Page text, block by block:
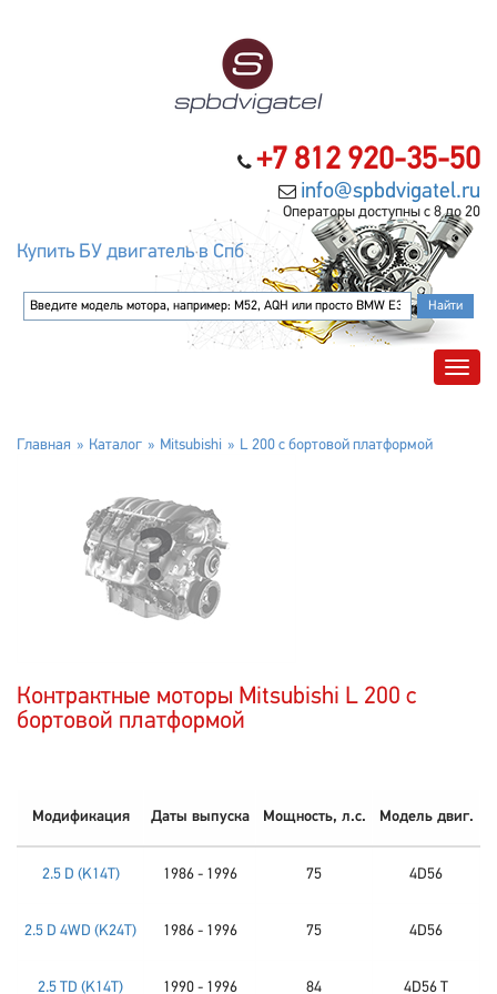
+7 812 920-35-50
info@spbdvigatel.ru
Операторы доступны с 8 до 20
Купить БУ двигатель в Спб
Главная Каталог Mitsubishi L 200 c бортовой платформой
Контрактные моторы Mitsubishi L 200 c
бортовой платформой
Модификация Даты выпуска Мощность, л.с. Модель двиг.
2.5 D (K14T) 1986 - 1996 75 4D56
2.5 D 4WD (K24T) 1986 - 1996 75 4D56
2.5 TD (K14T) 1990 - 1996 84 4D56 T